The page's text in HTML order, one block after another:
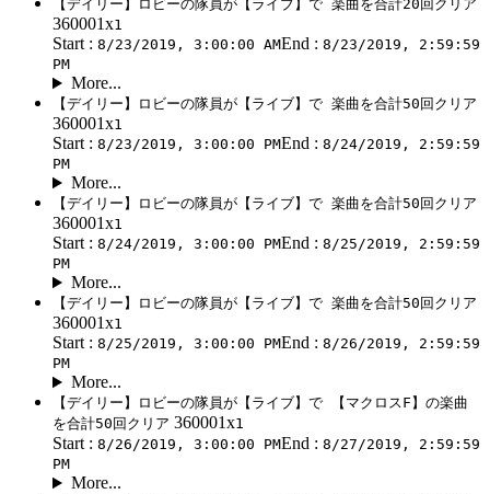
【デイリー】ロビーの隊員が【ライブ】で 楽曲を合計20回クリア
360001x1
Start : 8/23/2019, 3:00:00 AMEnd : 8/23/2019, 2:59:59
PM
More...
【デイリー】ロビーの隊員が【ライブ】で 楽曲を合計50回クリア
360001x1
Start : 8/23/2019, 3:00:00 PMEnd : 8/24/2019, 2:59:59
PM
More...
【デイリー】ロビーの隊員が【ライブ】で 楽曲を合計50回クリア
360001x1
Start : 8/24/2019, 3:00:00 PMEnd : 8/25/2019, 2:59:59
PM
More...
【デイリー】ロビーの隊員が【ライブ】で 楽曲を合計50回クリア
360001x1
Start : 8/25/2019, 3:00:00 PMEnd : 8/26/2019, 2:59:59
PM
More...
【デイリー】ロビーの隊員が【ライブ】で 【マクロスF】の楽曲
を合計50回クリア 360001x1
Start : 8/26/2019, 3:00:00 PMEnd : 8/27/2019, 2:59:59
PM
More...